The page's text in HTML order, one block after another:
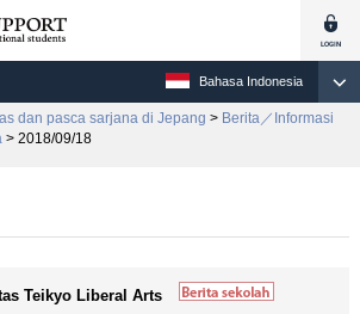
Bahasa Indonesia
dan pasca sarjana di Jepang > Berita／Informasi
> 2018/09/18
Teikyo Liberal Arts